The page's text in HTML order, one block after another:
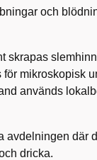
och
skrapas
för mikroskopisk
används
avdelningen där
dricka.